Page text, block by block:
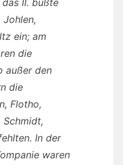
II. büßte
Johlen,
ein; am
die
außer den
die
Flotho,
Schmidt,
In der
waren